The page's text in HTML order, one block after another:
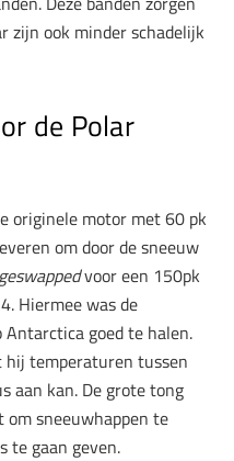
zijn ook minder schadelijk
de Polar
originele motor met 60 pk
om door de sneeuw
geswappedvoor een 150pk
Hiermee was de
goed te halen.
hij temperaturen tussen
aan kan. De grote tong
om sneeuwhappen te
te gaan geven.